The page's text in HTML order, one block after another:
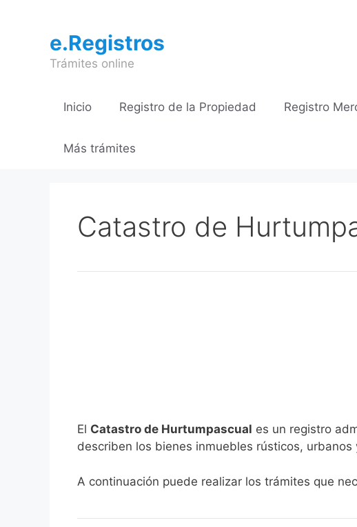
contenidoe.Registros
Trámites online
Inicio Registro de la Propiedad Registro
Más trámites
Catastro de
El Catastro de Hurtumpascual es un registro
describen los bienes inmuebles rústicos,
A continuación puede realizar los trámites que